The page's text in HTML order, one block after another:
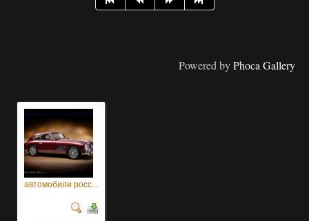
Powered byPhoca Gallery
автомобили росс...